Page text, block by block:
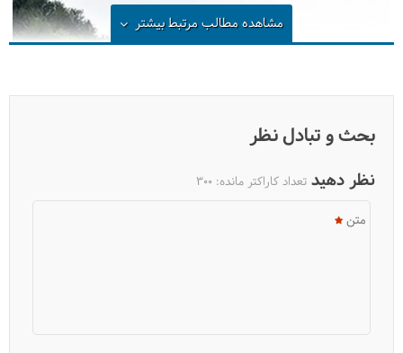
مشاهده مطالب مرتبطبیشتر
بحث و تبادل نظر
نظر دهید تعداد کاراکتر مانده: 300
متن